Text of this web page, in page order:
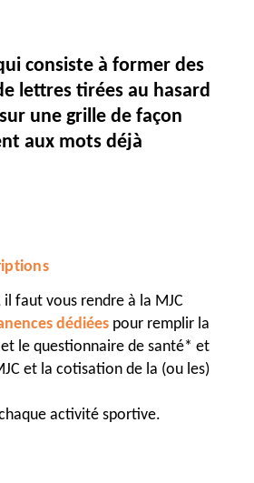
consiste à former des
lettres tirées au hasard
une grille de façon
aux mots déjà
faut vous rendre à la MJC
dédiéespour remplir la
le questionnaire de santé* et
et la cotisation de la (ou les)
activité sportive.